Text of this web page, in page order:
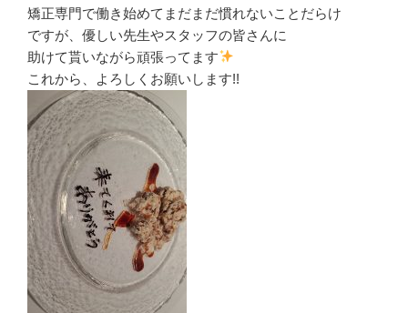
矯正専門で働き始めてまだまだ慣れないことだらけ
ですが、優しい先生やスタッフの皆さんに
助けて貰いながら頑張ってます
これから、よろしくお願いします!!